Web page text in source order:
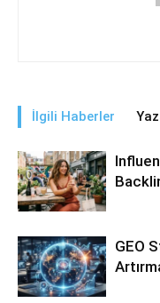
İlgili Haberler
GEO